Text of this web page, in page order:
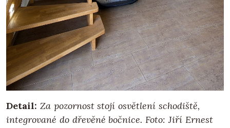
Detail: Za pozornost stojí osvětlení schodiště,
integrované do dřevěné bočnice. Foto: Jiří Ernest